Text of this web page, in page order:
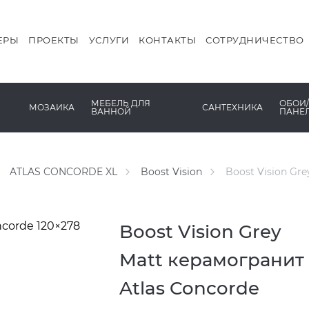
ПРОЕКТЫ УСЛУГИ КОНТАКТЫ СОТРУДНИЧЕСТВО
МОЗАИКА
ITALON
МЕБЕЛЬ ДЛЯ
ВАННОЙ
ПРЕДМЕТЫ ИНТЕРЬЕРА
ШКАФЫ И ПЕНАЛЫ
САНТЕХНИКА
САУНЫ
УНИТАЗЫ И
ОБОИ/
ATLAS CONCORDE XL Boost Vision Boost Vision
Boost Vision Grey
Matt керамогранит
Atlas Concorde